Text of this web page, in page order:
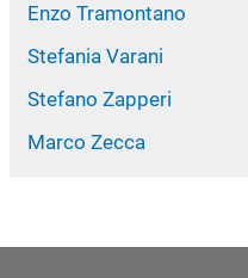
Enzo Tramontano
Stefania Varani
Stefano Zapperi
Marco Zecca